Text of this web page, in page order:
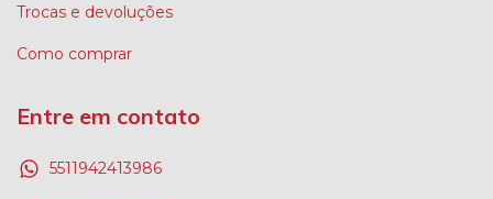
Trocas e devoluções
Como comprar
Entre em contato
5511942413986